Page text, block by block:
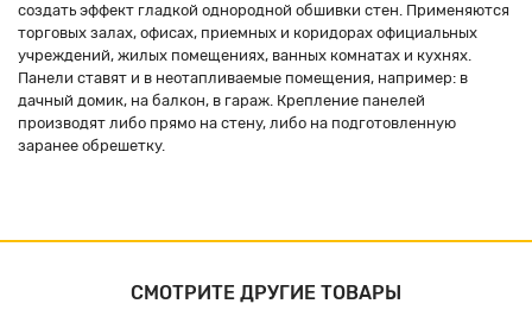
создать эффект гладкой однородной обшивки стен. Применяются
торговых залах, офисах, приемных и коридорах официальных
учреждений, жилых помещениях, ванных комнатах и кухнях.
Панели ставят и в неотапливаемые помещения, например: в
дачный домик, на балкон, в гараж. Крепление панелей
производят либо прямо на стену, либо на подготовленную
заранее обрешетку.
СМОТРИТЕ ДРУГИЕ ТОВАРЫ